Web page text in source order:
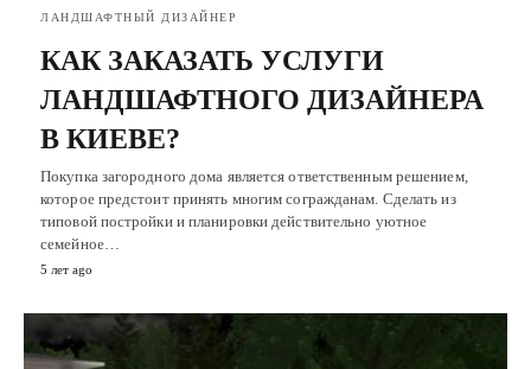
ЛАНДШАФТНЫЙ ДИЗАЙНЕР
КАК ЗАКАЗАТЬ УСЛУГИ
ЛАНДШАФТНОГО ДИЗАЙНЕРА
В КИЕВЕ?
Покупка загородного дома является ответственным решением,
которое предстоит принять многим согражданам. Сделать из
типовой постройки и планировки действительно уютное
семейное…
5 лет ago